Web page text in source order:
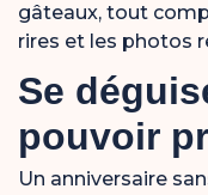
gâteaux, tout
rires et les photos
Se
pouvoir
Un anniversaire